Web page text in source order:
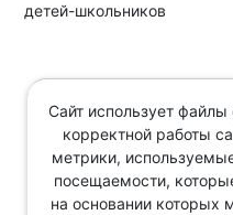
детей-школьников
Сайт использует
корректной работы
метрики,
посещаемости,
на основании которых
дни с
8 343